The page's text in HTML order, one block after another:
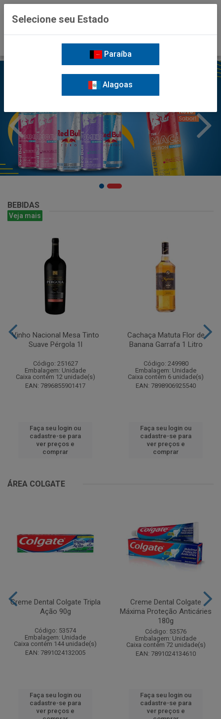
BEBIDAS
Veja mais
Vinho Nacional Mesa Tinto
Suave Pérgola 1l
Código: 251627
Embalagem: Unidade
Caixa contém 12 unidade(s)
EAN: 7896855901417
Faça seu login ou
cadastre-se para
ver preços e
comprar
Cachaça Matuta Flor de
Banana Garrafa 1 Litro
Código: 249980
Embalagem: Unidade
Caixa contém 6 unidade(s)
EAN: 7898906925540
Faça seu login ou
cadastre-se para
ver preços e
comprar
ÁREA COLGATE
Creme Dental Colgate Tripla
Ação 90g
Código: 53574
Embalagem: Unidade
Caixa contém 144 unidade(s)
EAN: 7891024132005
Faça seu login ou
cadastre-se para
ver preços e
Creme Dental Colgate
Máxima Proteção Anticáries
180g
Código: 53576
Embalagem: Unidade
Caixa contém 72 unidade(s)
EAN: 7891024134610
Faça seu login ou
cadastre-se para
ver preços e
Selecione seu Estado
Paraíba
Alagoas